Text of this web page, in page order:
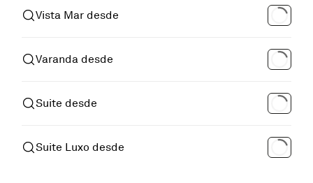
Vista Mar desde
Varanda desde
Suite desde
Suite Luxo desde